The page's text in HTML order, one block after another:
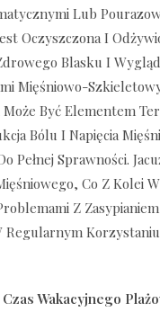
Lub
Oczyszczona I
Blasku I
Mięśniowo-
Być Elementem
Bólu I Napięcia
Pełnej Sprawności.
Co Z Kolei
Z
Regularnym
Wakacyjnego